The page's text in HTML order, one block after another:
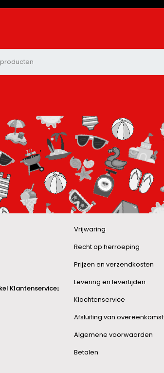
Klantenservice
Vrijwaring
Recht op herroeping
Prijzen en verzendkosten
Levering en levertijden
Klachtenservice
Afsluiting van overeenkomst
Algemene voorwaarden
Betalen